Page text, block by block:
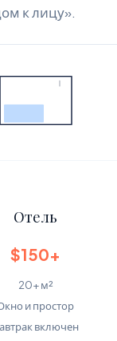
к лицу».
Отель
$150+
20+ м²
и простор
включен